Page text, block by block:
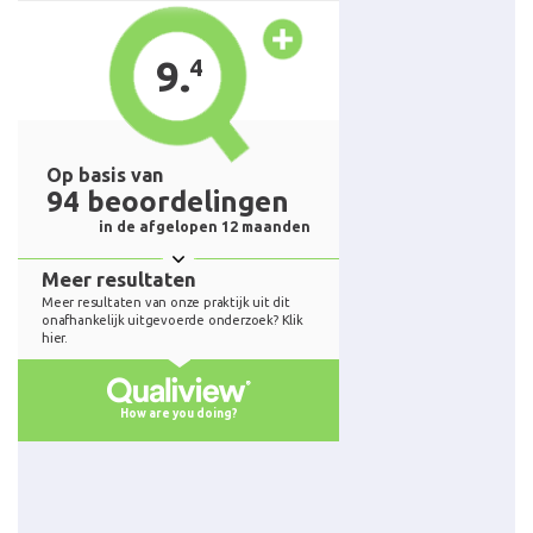
Daarom wordt de behandelde plek na de behandeling goed
gekoeld. Het gevoel is te vergelijken met zonverbranding en kan
bij behandeling van een groter gebied enkele uren tot enkele
dagen aanhouden. In enkele gevallen kan de behandeling zo
intensief zijn dat er onmiddellijk kleine puntbloedinkjes
optreden. Deze bloedinkjes zijn onschuldig en genezen snel.
Soms ontstaan er, meestal kleine, blaren met helder
weefselvocht op de behandelde huid. Deze blaren zullen vanzelf
indrogen en een korstje vormen. Het is beter om ze niet door te
prikken. Tijdens de herstelfase kan ook wat jeuk en irritatie
optreden. Het is erg belangrijk niet te krabben omdat dit het
herstel vertraagt en de huid mogelijk beschadigt. Wanneer u erg
veel ongemak ervaart, neem dan gerust contact op voor advies
over een kalmerende crème. Houdt u er na de behandeling
verder rekening mee dat de huid nog wekenlang extra gevoelig